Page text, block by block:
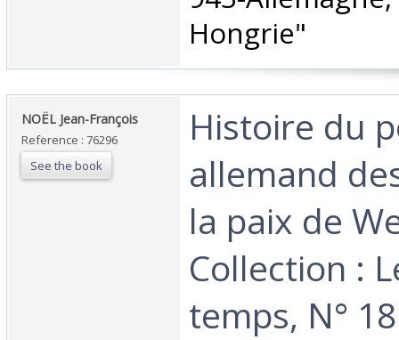
Hongrie"‎
‎NOËL Jean-François‎
Reference : 76296
See the book
‎Histoire du
allemand
la paix de
Collection :
temps, N°